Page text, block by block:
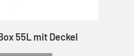
55L mit Deckel